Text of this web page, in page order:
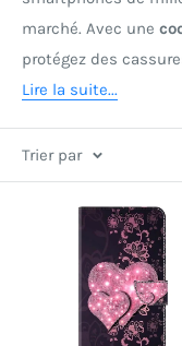
marché. Avec une
protégez des
Lire la suite...
Trier par